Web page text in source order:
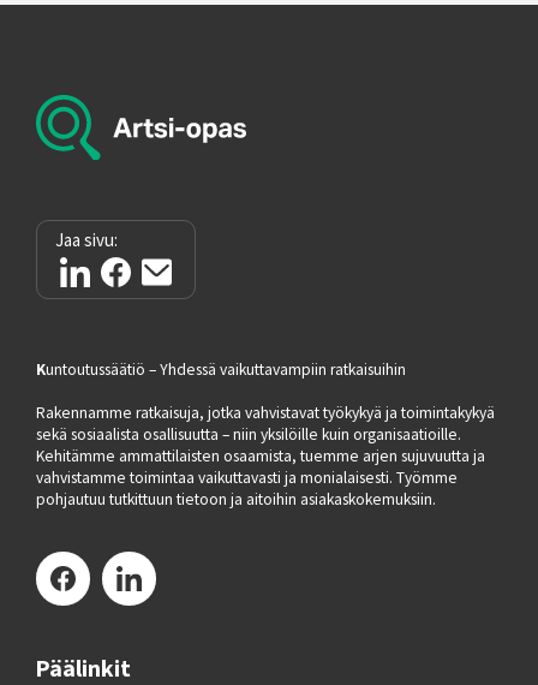
Jaa sivu:
Kuntoutussäätiö – Yhdessä vaikuttavampiin ratkaisuihin
Rakennamme ratkaisuja, jotka vahvistavat työkykyä ja toimintakykyä
sekä sosiaalista osallisuutta – niin yksilöille kuin organisaatioille.
Kehitämme ammattilaisten osaamista, tuemme arjen sujuvuutta ja
vahvistamme toimintaa vaikuttavasti ja monialaisesti. Työmme
pohjautuu tutkittuun tietoon ja aitoihin asiakaskokemuksiin.
Päälinkit